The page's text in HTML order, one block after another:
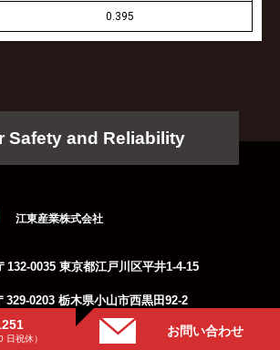
0.395
Safety and Reliability
江東産業株式会社
132-0035 東京都江戸川区平井1-4-15
329-0203 栃木県小山市西黒田92-2
339-0055 埼玉県さいたま市岩槻区東町1-9-28
日祝休）
お問い合わせ